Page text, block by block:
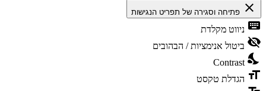
close פתיחה וסגירה של תפריט הנגישות
keyboard ניווט מקלדת
visibility_off ביטול אנימציות / הבהובים
nights_stay
Contrast
format_size הגדלת טקסט